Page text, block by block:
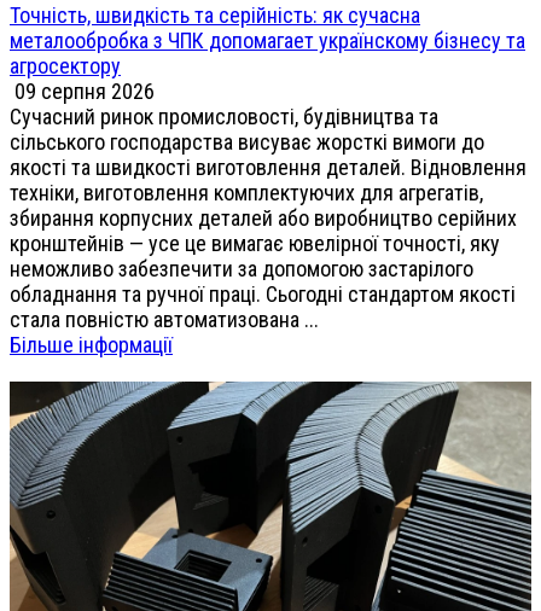
Точність, швидкість та серійність: як сучасна
металообробка з ЧПК допомагает українскому бізнесу та
агросектору
09 серпня 2026
Сучасний ринок промисловості, будівництва та
сільського господарства висуває жорсткі вимоги до
якості та швидкості виготовлення деталей. Відновлення
техніки, виготовлення комплектуючих для агрегатів,
збирання корпусних деталей або виробництво серійних
кронштейнів — усе це вимагає ювелірної точності, яку
неможливо забезпечити за допомогою застарілого
обладнання та ручної праці. Сьогодні стандартом якості
стала повністю автоматизована ...
Більше інформації